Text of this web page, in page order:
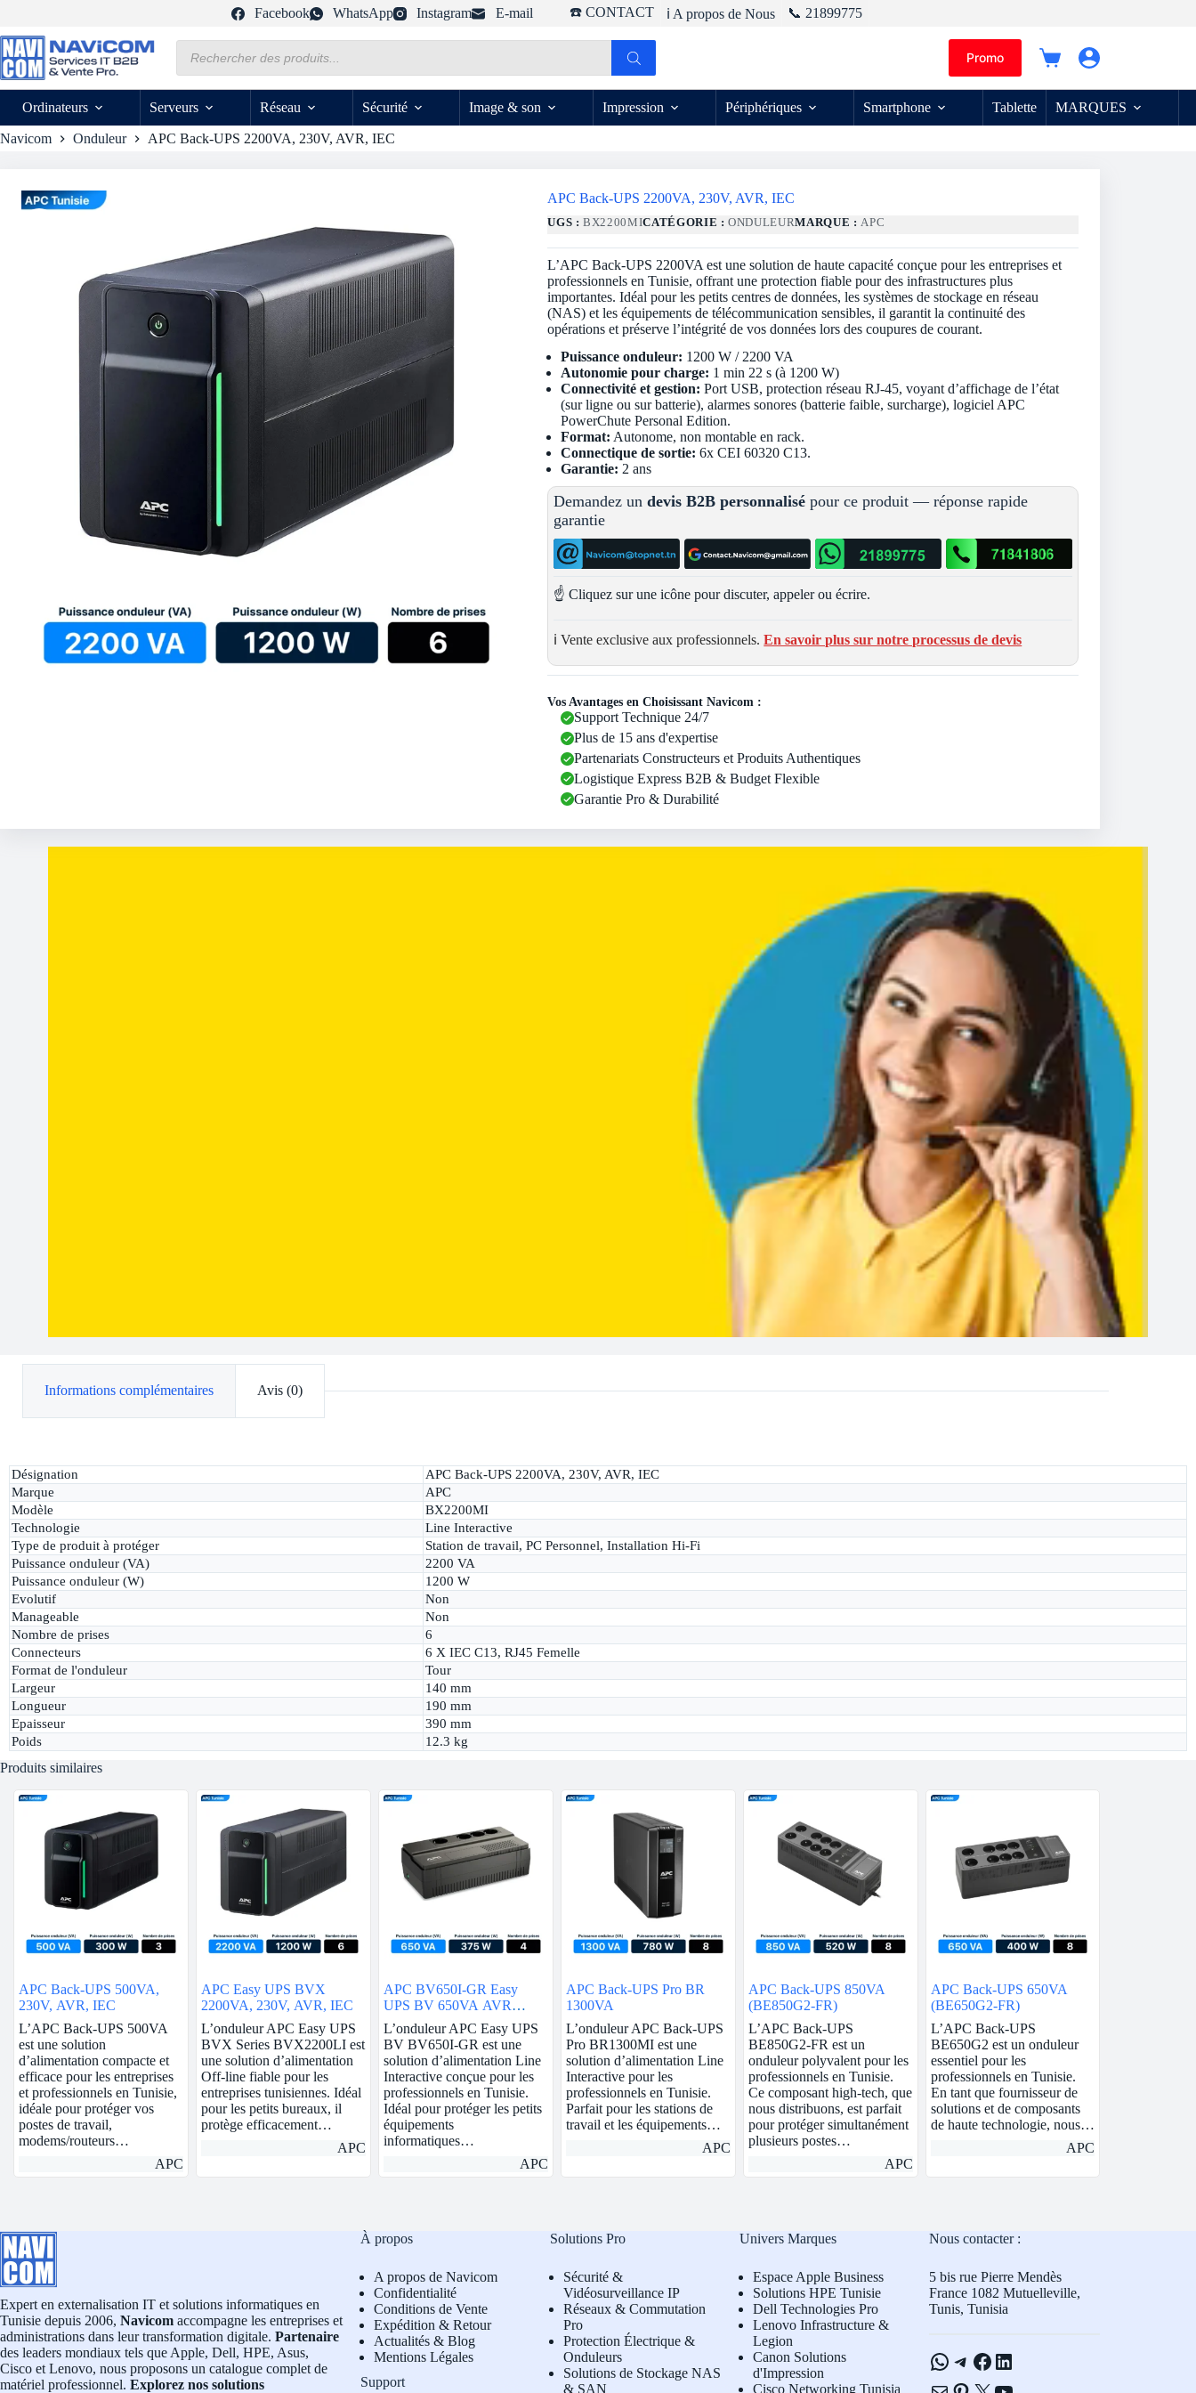
contenu
Facebook WhatsApp Instagram E-mail ☎️ CONTACT ℹ️ A propos de Nous 📞 21899775
produits
Promo
Panier
Ordinateurs
Serveurs Réseau Sécurité Image & son Impression Périphériques Smartphone Tablette MARQUES
Navicom Onduleur APC Back-UPS 2200VA, 230V, AVR, IEC
APC Back-UPS 2200VA, 230V, AVR, IEC
UGS :BX2200MICATÉGORIE :ONDULEURMARQUE :APC
L’APC Back-UPS 2200VA est une solution de haute capacité conçue pour les entreprises et
professionnels en Tunisie, offrant une protection fiable pour des infrastructures plus
importantes. Idéal pour les petits centres de données, les systèmes de stockage en réseau
(NAS) et les équipements de télécommunication sensibles, il garantit la continuité des
opérations et préserve l’intégrité de vos données lors des coupures de courant.
Puissance onduleur: 1200 W / 2200 VA
Autonomie pour charge: 1 min 22 s (à 1200 W)
Connectivité et gestion: Port USB, protection réseau RJ-45, voyant d’affichage de l’état
(sur ligne ou sur batterie), alarmes sonores (batterie faible, surcharge), logiciel APC
PowerChute Personal Edition.
Format: Autonome, non montable en rack.
Connectique de sortie: 6x CEI 60320 C13.
Garantie: 2 ans
Demandez undevis B2B personnalisé pour ce produit — réponse rapide
garantie
☝️ Cliquez sur une icône pour discuter, appeler ou écrire.
ℹ️ Vente exclusive aux professionnels.En savoir plus sur notre processus de devis
Vos Avantages en Choisissant Navicom :
Support Technique 24/7
Plus de 15 ans d'expertise
Partenariats Constructeurs et Produits Authentiques
Logistique Express B2B & Budget Flexible
Garantie Pro & Durabilité
Informations complémentaires Avis (0)
Désignation
APC Back-UPS 2200VA, 230V, AVR, IEC
Marque
APC
Modèle
BX2200MI
Technologie
Line Interactive
Type de produit à protéger
Station de travail, PC Personnel, Installation Hi-Fi
Puissance onduleur (VA)
2200 VA
Puissance onduleur (W)
1200 W
Evolutif
Non
Manageable
Non
Nombre de prises
6
Connecteurs
6 X IEC C13, RJ45 Femelle
Format de l'onduleur
Tour
Largeur
140 mm
Longueur
190 mm
Epaisseur
390 mm
Poids
12.3 kg
Produits similaires
APC Back-UPS 500VA,
230V, AVR, IEC
L’APC Back-UPS 500VA
est une solution
d’alimentation compacte et
efficace pour les entreprises
et professionnels en Tunisie,
idéale pour protéger vos
postes de travail,
modems/routeurs…
APC
APC Easy UPS BVX
2200VA, 230V, AVR, IEC
L’onduleur APC Easy UPS
BVX Series BVX2200LI est
une solution d’alimentation
Off-line fiable pour les
entreprises tunisiennes. Idéal
pour les petits bureaux, il
protège efficacement…
APC
APC BV650I-GR Easy
UPS BV 650VA AVR
Schuko 230V
L’onduleur APC Easy UPS
BV BV650I-GR est une
solution d’alimentation Line
Interactive conçue pour les
professionnels en Tunisie.
Idéal pour protéger les petits
équipements
informatiques…
APC
APC Back-UPS Pro BR
1300VA
L’onduleur APC Back-UPS
Pro BR1300MI est une
solution d’alimentation Line
Interactive pour les
professionnels en Tunisie.
Parfait pour les stations de
travail et les équipements…
APC
APC Back-UPS 850VA
(BE850G2-FR)
L’APC Back-UPS
BE850G2-FR est un
onduleur polyvalent pour les
professionnels en Tunisie.
Ce composant high-tech, que
nous distribuons, est parfait
pour protéger simultanément
plusieurs postes…
APC
APC Back-UPS 650VA
(BE650G2-FR)
L’APC Back-UPS
BE650G2 est un onduleur
essentiel pour les
professionnels en Tunisie.
En tant que fournisseur de
solutions et de composants
de haute technologie, nous…
APC
Expert en externalisation IT et solutions informatiques en
Tunisie depuis 2006, Navicom accompagne les entreprises et
administrations dans leur transformation digitale. Partenaire
des leaders mondiaux tels que Apple, Dell, HPE, Asus,
Cisco et Lenovo, nous proposons un catalogue complet de
matériel professionnel. Explorez nos solutions
À propos
A propos de Navicom
Confidentialité
Conditions de Vente
Expédition & Retour
Actualités & Blog
Mentions Légales
Support
Solutions Pro
Sécurité &
Vidéosurveillance IP
Réseaux & Commutation
Pro
Protection Électrique &
Onduleurs
Solutions de Stockage NAS
& SAN
Univers Marques
Espace Apple Business
Solutions HPE Tunisie
Dell Technologies Pro
Lenovo Infrastructure &
Legion
Canon Solutions
d'Impression
Cisco Networking Tunisia
Nous contacter :
5 bis rue Pierre Mendès
France 1082 Mutuelleville,
Tunis, Tunisia
WhatsApp
Telegram
Facebook
LinkedIn